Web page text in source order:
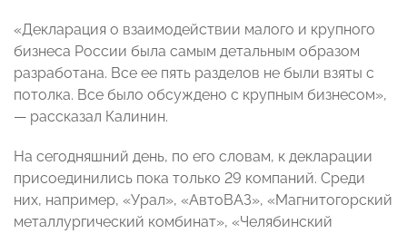
«Декларация о взаимодействии малого и крупного
бизнеса России была самым детальным образом
разработана. Все ее пять разделов не были взяты с
потолка. Все было обсуждено с крупным бизнесом»,
— рассказал Калинин.
На сегодняшний день, по его словам, к декларации
присоединились пока только 29 компаний. Среди
них, например, «Урал», «АвтоВАЗ», «Магнитогорский
металлургический комбинат», «Челябинский